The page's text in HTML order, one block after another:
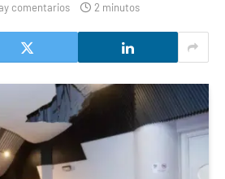
comentarios 2 minutos